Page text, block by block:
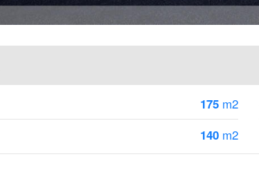
175 m2
140 m2